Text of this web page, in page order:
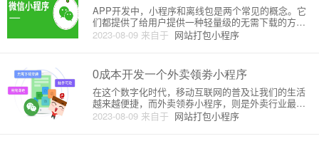
2023-08-09 来自于 网站打包小程序
APP开发中，小程序和离线包是两个常见的概念。它
们都提供了给用户提供一种轻量级的无需下载的方式
来使用APP的方式。不过，小程序和离线包的实现方
式和使用场景都有所不同。小程序是一种轻量级的应
览器中使用。小程序的运
0成本开发一个外卖领劵小程序
2023-08-09 来自于 网站打包小程序
在这个数字化时代，移动互联网的普及让我们的生活
越来越便捷，而外卖领券小程序，则是外卖行业最为
流行的推广方式之一。它可以使消费者直接在小程序
内领取优惠券，提升消费者对商家的黏性和忠诚度。